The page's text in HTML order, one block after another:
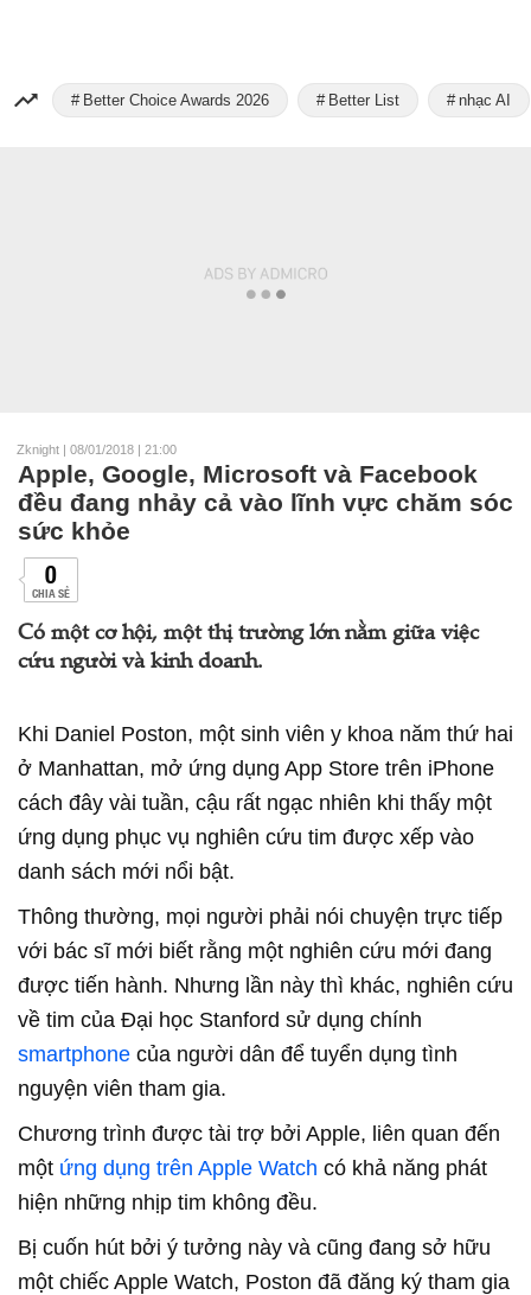
Better Choice Awards 2026 Better List nhạc AI
Zknight | 08/01/2018 | 21:00
Apple, Google, Microsoft và Facebook
đều đang nhảy cả vào lĩnh vực chăm sóc
sức khỏe
0
CHIA SẺ
Có một cơ hội, một thị trường lớn nằm giữa việc
cứu người và kinh doanh.
Khi Daniel Poston, một sinh viên y khoa năm thứ hai
ở Manhattan, mở ứng dụng App Store trên iPhone
cách đây vài tuần, cậu rất ngạc nhiên khi thấy một
ứng dụng phục vụ nghiên cứu tim được xếp vào
danh sách mới nổi bật.
Thông thường, mọi người phải nói chuyện trực tiếp
với bác sĩ mới biết rằng một nghiên cứu mới đang
được tiến hành. Nhưng lần này thì khác, nghiên cứu
về tim của Đại học Stanford sử dụng chính
smartphone của người dân để tuyển dụng tình
nguyện viên tham gia.
Chương trình được tài trợ bởi Apple, liên quan đến
một ứng dụng trên Apple Watch có khả năng phát
hiện những nhịp tim không đều.
Bị cuốn hút bởi ý tưởng này và cũng đang sở hữu
một chiếc Apple Watch, Poston đã đăng ký tham gia